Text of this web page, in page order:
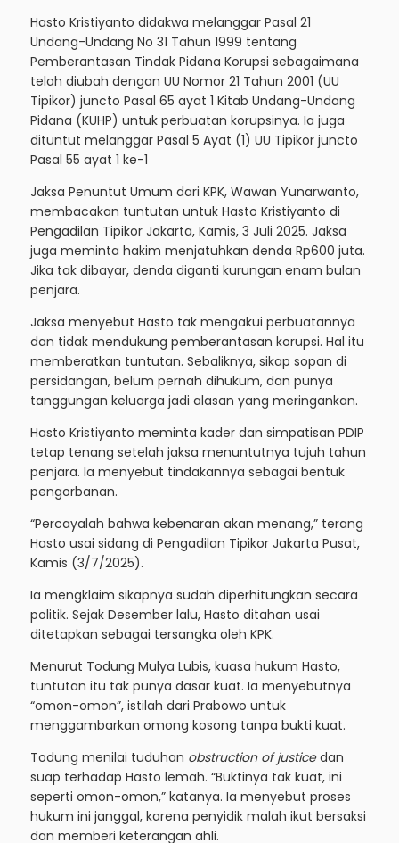
Hasto Kristiyanto didakwa melanggar Pasal 21
Undang-Undang No 31 Tahun 1999 tentang
Pemberantasan Tindak Pidana Korupsi sebagaimana
telah diubah dengan UU Nomor 21 Tahun 2001 (UU
Tipikor) juncto Pasal 65 ayat 1 Kitab Undang-Undang
Pidana (KUHP) untuk perbuatan korupsinya. Ia juga
dituntut melanggar Pasal 5 Ayat (1) UU Tipikor juncto
Pasal 55 ayat 1 ke-1
Jaksa Penuntut Umum dari KPK, Wawan Yunarwanto,
membacakan tuntutan untuk Hasto Kristiyanto di
Pengadilan Tipikor Jakarta, Kamis, 3 Juli 2025. Jaksa
juga meminta hakim menjatuhkan denda Rp600 juta.
Jika tak dibayar, denda diganti kurungan enam bulan
penjara.
Jaksa menyebut Hasto tak mengakui perbuatannya
dan tidak mendukung pemberantasan korupsi. Hal itu
memberatkan tuntutan. Sebaliknya, sikap sopan di
persidangan, belum pernah dihukum, dan punya
tanggungan keluarga jadi alasan yang meringankan.
Hasto Kristiyanto meminta kader dan simpatisan PDIP
tetap tenang setelah jaksa menuntutnya tujuh tahun
penjara. Ia menyebut tindakannya sebagai bentuk
pengorbanan.
“Percayalah bahwa kebenaran akan menang,” terang
Hasto usai sidang di Pengadilan Tipikor Jakarta Pusat,
Kamis (3/7/2025).
Ia mengklaim sikapnya sudah diperhitungkan secara
politik. Sejak Desember lalu, Hasto ditahan usai
ditetapkan sebagai tersangka oleh KPK.
Menurut Todung Mulya Lubis, kuasa hukum Hasto,
tuntutan itu tak punya dasar kuat. Ia menyebutnya
“omon-omon”, istilah dari Prabowo untuk
menggambarkan omong kosong tanpa bukti kuat.
Todung menilai tuduhan obstruction of justicedan
suap terhadap Hasto lemah. “Buktinya tak kuat, ini
seperti omon-omon,” katanya. Ia menyebut proses
hukum ini janggal, karena penyidik malah ikut bersaksi
dan memberi keterangan ahli.